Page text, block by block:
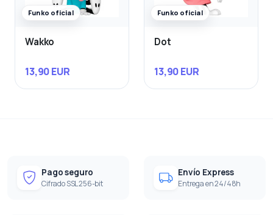
Funko oficial
Wakko
13,90 EUR
Funko oficial
Dot
13,90 EUR
Pago seguro
Cifrado SSL 256-bit
Envío Express
Entrega en 24/48h